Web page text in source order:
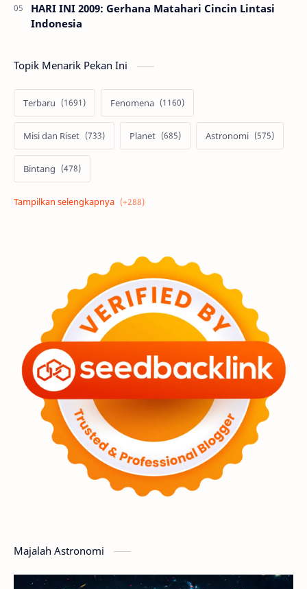
HARI INI 2009: Gerhana Matahari Cincin Lintasi
Indonesia
Topik Menarik Pekan Ini
Terbaru Fenomena
Misi dan Riset Planet Astronomi
Bintang
Alam semesta Galaksi
Tata Surya Hype
Asteroid Observasi
Premium Komet Bulan
Penelitian Serba-serbi Satelit
Luar Angkasa Video Aurora
Supernova Nebula Sponsored
Mars Planet Katai
GMT 2016
Majalah Astronomi